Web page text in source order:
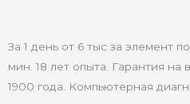
За 1 день от 6 тыс за элемент
мин. 18 лет опыта. Гарантия на
1900 года. Компьютерная